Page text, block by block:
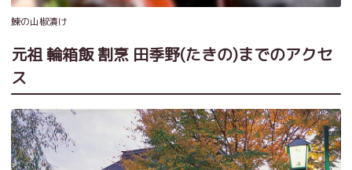
鰊の山椒漬け
元祖 輪箱飯 割烹 田季野(たきの)までのアクセ
ス